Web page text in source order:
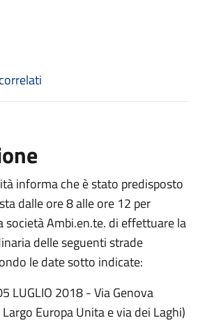
informa che è stato predisposto
dalle ore 8 alle ore 12 per
società Ambi.en.te. di effettuare la
delle seguenti strade
le date sotto indicate:
LUGLIO 2018 - Via Genova
Europa Unita e via dei Laghi)